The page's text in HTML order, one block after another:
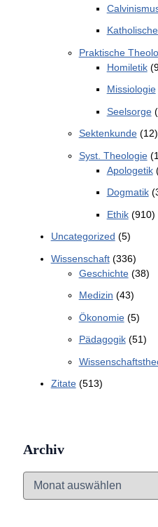
Praktische
Homiletik
Missiologie
Seelsorge
Sektenkunde(12)
Syst. Theologie
Apologetik
Dogmatik
Ethik(910)
Uncategorized (5)
Wissenschaft(336)
Geschichte(38)
Medizin (43)
Ökonomie(5)
Pädagogik(51)
Zitate(513)
Archiv